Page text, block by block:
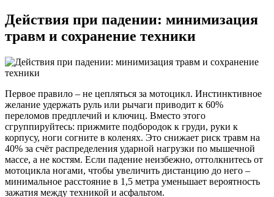
Действия при падении: минимизация
травм и сохранение техники
Первое правило – не цепляться за мотоцикл. Инстинктивное
желание удержать руль или рычаги приводит к 60%
переломов предплечий и ключиц. Вместо этого
сгруппируйтесь: прижмите подбородок к груди, руки к
корпусу, ноги согните в коленях. Это снижает риск травм на
40% за счёт распределения ударной нагрузки по мышечной
массе, а не костям. Если падение неизбежно, оттолкнитесь от
мотоцикла ногами, чтобы увеличить дистанцию до него –
минимальное расстояние в 1,5 метра уменьшает вероятность
зажатия между техникой и асфальтом.